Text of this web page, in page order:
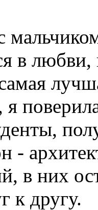
в
-
в них
к другу.